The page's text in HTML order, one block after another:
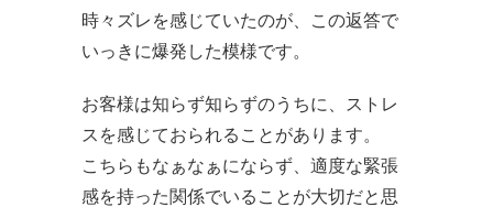
時々ズレを感じていたのが、この返答で
いっきに爆発した模様です。
お客様は知らず知らずのうちに、ストレ
スを感じておられることがあります。
こちらもなぁなぁにならず、適度な緊張
感を持った関係でいることが大切だと思